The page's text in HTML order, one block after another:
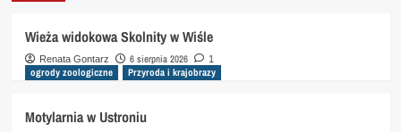
Wieża widokowa Skolnity w Wiśle
Renata Gontarz 6 sierpnia 2026 1
ogrody zoologiczne Przyroda i krajobrazy
Motylarnia w Ustroniu